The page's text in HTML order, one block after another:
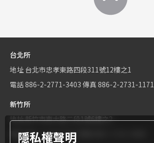
台北所
地址 台北市忠孝東路四段311號12樓之1
電話886-2-2771-3403 傳真 886-2-2731-1171
新竹所
地址新竹市東大路二段1號6樓之2
電話886-3-534-9161
隱私權聲明